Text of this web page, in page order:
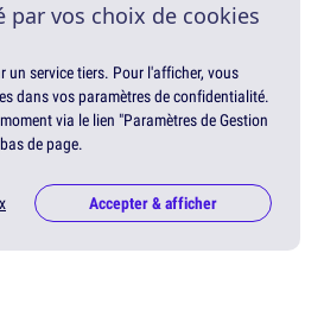
par vos choix de cookies
un service tiers. Pour l'afficher, vous
dans vos paramètres de confidentialité.
via le lien "Paramètres de Gestion
de page.
Accepter & afficher